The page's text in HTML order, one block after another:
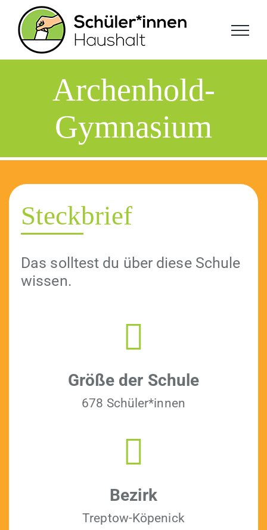
Inhalt
springen
Archenhold-
Gymnasium
Steckbrief
Das soll­test du über diese Schule
wissen.
Größe der Schule
678 Schüler*innen
Bezirk
Trep­tow-Köpenick